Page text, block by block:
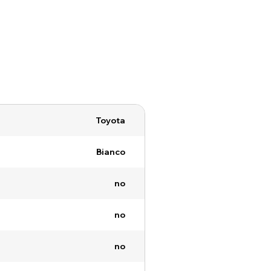
Toyota
Bianco
no
no
no